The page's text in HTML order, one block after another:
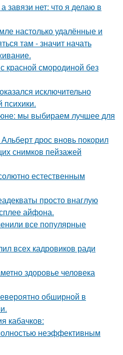
завязи нет: что я делаю в
настолько удалённые и
там - значит начать
красной смородиной без
исключительно
психики.
мы выбираем лучшее для
дрос вновь покорил
снимков пейзажей
естественным
просто внаглую
айфона.
все популярные
всех кадровиков ради
здоровье человека
обширной в
кабачков:
неэффективным